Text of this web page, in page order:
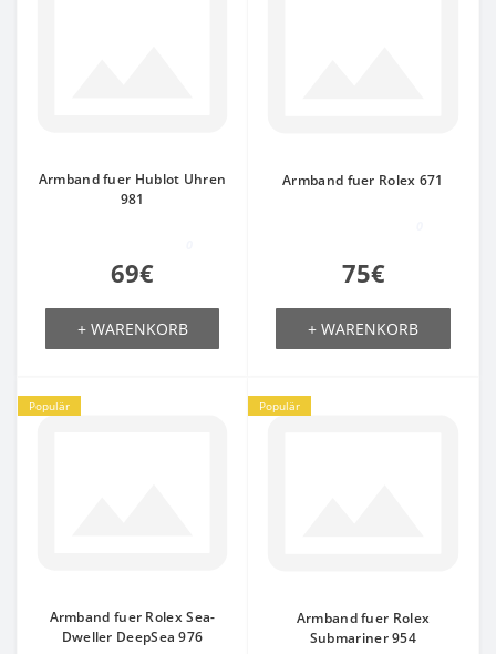
Armband fuer Hublot Uhren
981
69€
+ WARENKORB
Armband fuer Rolex 671
75€
+ WARENKORB
Populär
Armband fuer Rolex Sea-
Dweller DeepSea 976
Populär
Armband fuer Rolex
Submariner 954